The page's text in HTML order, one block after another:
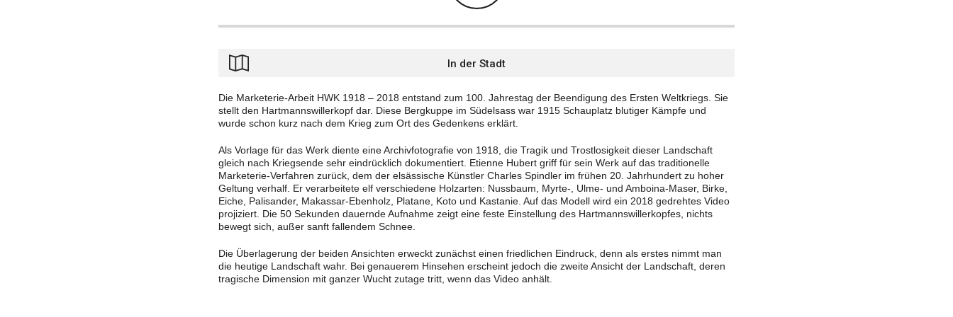
In der Stadt
Die Marketerie-Arbeit HWK 1918 – 2018 entstand zum 100. Jahrestag der Beendigung des Ersten Weltkriegs. Sie
stellt den Hartmannswillerkopf dar. Diese Bergkuppe im Südelsass war 1915 Schauplatz blutiger Kämpfe und
wurde schon kurz nach dem Krieg zum Ort des Gedenkens erklärt.
Als Vorlage für das Werk diente eine Archivfotografie von 1918, die Tragik und Trostlosigkeit dieser Landschaft
gleich nach Kriegsende sehr eindrücklich dokumentiert. Etienne Hubert griff für sein Werk auf das traditionelle
Marketerie-Verfahren zurück, dem der elsässische Künstler Charles Spindler im frühen 20. Jahrhundert zu hoher
Geltung verhalf. Er verarbeitete elf verschiedene Holzarten: Nussbaum, Myrte-, Ulme- und Amboina-Maser, Birke,
Eiche, Palisander, Makassar-Ebenholz, Platane, Koto und Kastanie. Auf das Modell wird ein 2018 gedrehtes Video
projiziert. Die 50 Sekunden dauernde Aufnahme zeigt eine feste Einstellung des Hartmannswillerkopfes, nichts
bewegt sich, außer sanft fallendem Schnee.
Die Überlagerung der beiden Ansichten erweckt zunächst einen friedlichen Eindruck, denn als erstes nimmt man
die heutige Landschaft wahr. Bei genauerem Hinsehen erscheint jedoch die zweite Ansicht der Landschaft, deren
tragische Dimension mit ganzer Wucht zutage tritt, wenn das Video anhält.